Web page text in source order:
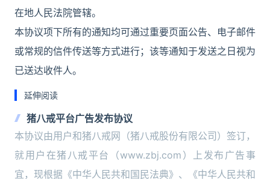
在地人民法院管辖。
本协议项下所有的通知均可通过重要页面公告、电子邮件
或常规的信件传送等方式进行；该等通知于发送之日视为
已送达收件人。
延伸阅读
猪八戒平台广告发布协议
本协议由用户和猪八戒网（猪八戒股份有限公司）签订，
就用户在猪八戒平台（www.zbj.com）上发布广告事
宜，现根据《中华人民共和国民法典》、《中华人民共和